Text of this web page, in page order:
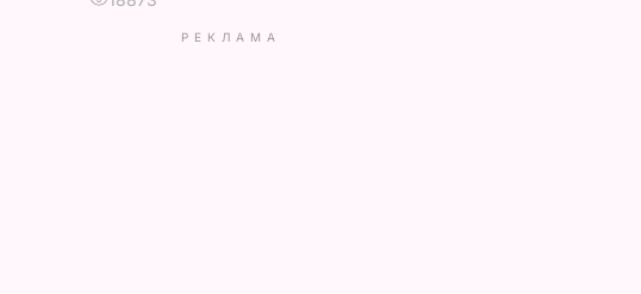
РЕКЛАМА